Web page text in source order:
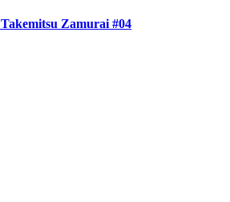
Takemitsu Zamurai #04